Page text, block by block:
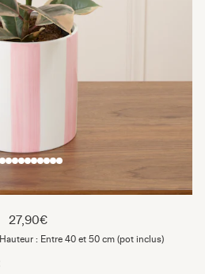
27,90€
: Entre 40 et 50 cm (pot inclus)